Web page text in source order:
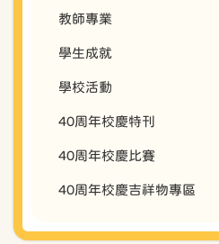
教師專業
學生成就
學校活動
40周年校慶特刊
40周年校慶比賽
40周年校慶吉祥物專區